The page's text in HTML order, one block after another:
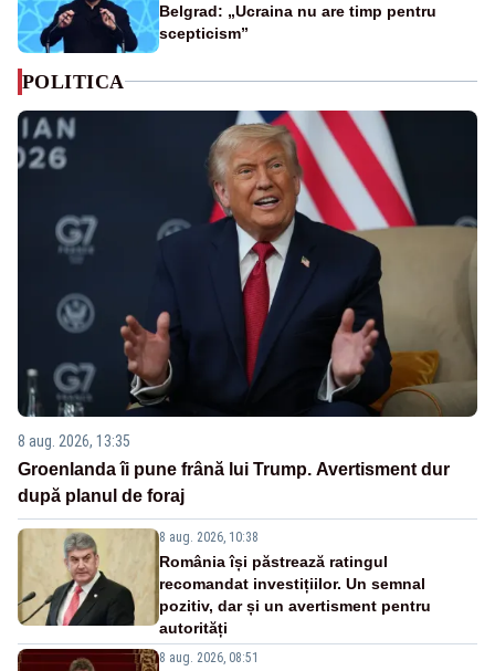
Belgrad: „Ucraina nu are timp pentru
scepticism”
POLITICA
8 aug. 2026, 13:35
Groenlanda îi pune frână lui Trump. Avertisment dur
după planul de foraj
8 aug. 2026, 10:38
România își păstrează ratingul
recomandat investițiilor. Un semnal
pozitiv, dar și un avertisment pentru
autorități
8 aug. 2026, 08:51